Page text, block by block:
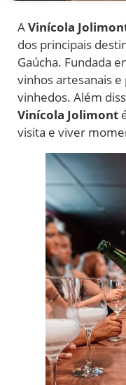
AVinícola
dos principais
Gaúcha. Fundada
vinhos artesanais
vinhedos. Além
Vinícola Jolimont
visita e viver